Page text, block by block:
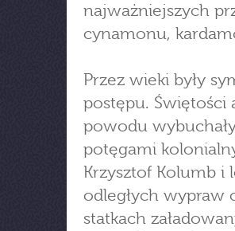
najważniejszych
cynamonu,
Przez wieki były
postępu. Świętości
powodu
potęgami
Krzysztof Kolumb i
odległych wypraw
statkach